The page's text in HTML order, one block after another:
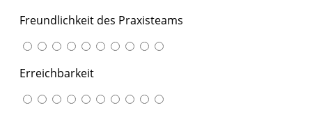
Freundlichkeit des Praxisteams
Erreichbarkeit